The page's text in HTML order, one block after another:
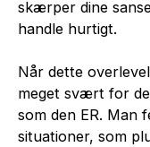
skærper dine
handle hurtigt.
Når dette
meget svært for
som den ER. Man
situationer, som